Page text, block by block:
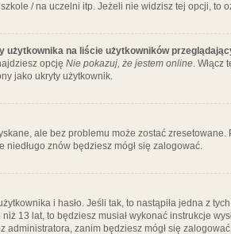
/ na uczelni itp. Jeżeli nie widzisz tej opcji, to
użytkownika na liście użytkowników
opcję Nie pokazuj, że jestem online. Włącz
jako ukryty użytkownik.
ale bez problemu może zostać
znów będziesz mógł się zalogować.
i hasło. Jeśli tak, to nastąpiła jedna z
13 lat, to będziesz musiał wykonać instrukcje
zanim będziesz mógł się